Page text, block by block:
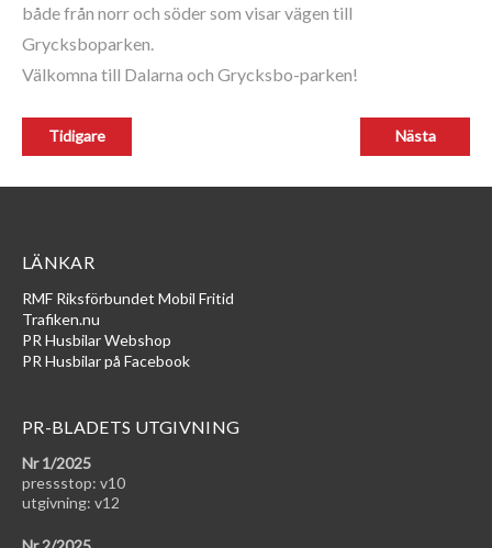
både från norr och söder som visar vägen till
Grycksboparken.
Välkomna till Dalarna och Grycksbo-parken!
LÄNKAR
RMF Riksförbundet Mobil Fritid
Trafiken.nu
PR Husbilar Webshop
PR Husbilar på Facebook
PR-BLADETS UTGIVNING
Nr 1/2025
pressstop: v10
utgivning: v12